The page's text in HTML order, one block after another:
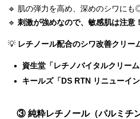
🔹 肌の弾力を高め、深めのシワにも
🔹 刺激が強めなので、敏感肌は注意！
💡 レチノール配合のシワ改善クリー
資生堂「レチノバイタルクリーム
キールズ「DS RTN リニューイン
③ 純粋レチノール（パルミチ